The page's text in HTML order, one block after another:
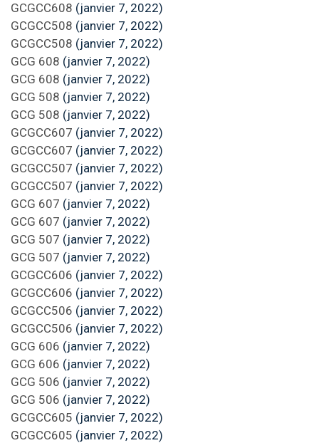
GCGCC608 (janvier 7, 2022)
GCGCC508 (janvier 7, 2022)
GCGCC508 (janvier 7, 2022)
GCG 608 (janvier 7, 2022)
GCG 608 (janvier 7, 2022)
GCG 508 (janvier 7, 2022)
GCG 508 (janvier 7, 2022)
GCGCC607 (janvier 7, 2022)
GCGCC607 (janvier 7, 2022)
GCGCC507 (janvier 7, 2022)
GCGCC507 (janvier 7, 2022)
GCG 607 (janvier 7, 2022)
GCG 607 (janvier 7, 2022)
GCG 507 (janvier 7, 2022)
GCG 507 (janvier 7, 2022)
GCGCC606 (janvier 7, 2022)
GCGCC606 (janvier 7, 2022)
GCGCC506 (janvier 7, 2022)
GCGCC506 (janvier 7, 2022)
GCG 606 (janvier 7, 2022)
GCG 606 (janvier 7, 2022)
GCG 506 (janvier 7, 2022)
GCG 506 (janvier 7, 2022)
GCGCC605 (janvier 7, 2022)
GCGCC605 (janvier 7, 2022)